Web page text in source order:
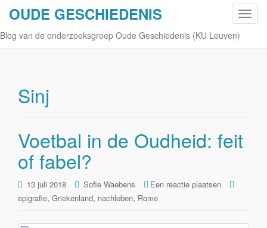
S
e
OUDE GESCHIEDENIS
Blog van de onderzoeksgroep Oude Geschiedenis (KU Leuven)
Sinj
Voetbal in de Oudheid: feit
of fabel?
13 juli 2018 Sofie Waebens
Een reactie plaatsen
epigrafie, Griekenland, nachleben, Rome